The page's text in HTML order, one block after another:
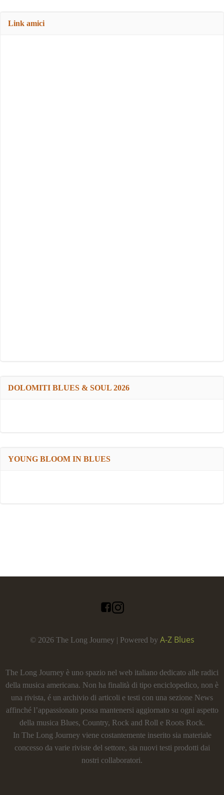
Link amici
DOLOMITI BLUES & SOUL 2026
YOUNG BLOOM IN BLUES
© 2026 The Long Journey | Powered by A-Z Blues
The Long Journey è uno spazio nel web italiano dedicato alle radici
della musica americana. Non ha finalità di tipo enciclopedico, non è
una rivista, é un archivio di articoli e testi con una sezione News
affinché l’appassionato possa mantenersi aggiornato su ogni aspetto
della musica Blues, Country, Rock and Roll e Roots Rock.
In The Long Journey viene costantemente inserito sia materiale
concesso da varie riviste del settore, sia nuovi testi prodotti dai
nostri collaboratori.